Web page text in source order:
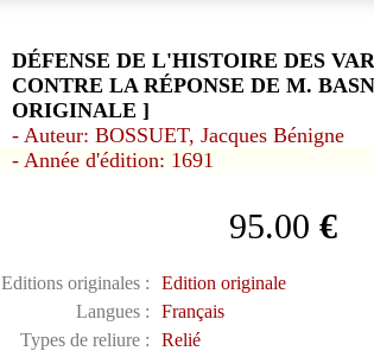
DÉFENSE DE L'HISTOIRE DES
CONTRE LA RÉPONSE DE M.
ORIGINALE ]
- Auteur: BOSSUET, Jacques Bénigne
- Année d'édition: 1691
95.00 €
Editions originales :
Edition originale
Langues :
Français
Types de reliure :
Relié